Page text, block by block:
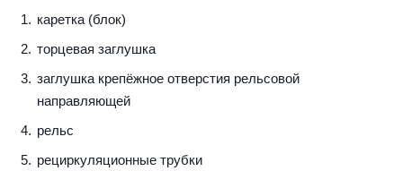
каретка (блок)
торцевая заглушка
заглушка крепёжное отверстия рельсовой
направляющей
рельс
рециркуляционные трубки